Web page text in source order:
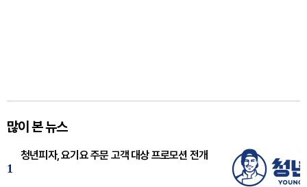
많이 본 뉴스
1
청년피자, 요기요 주문 고객 대상 프로모션 전개